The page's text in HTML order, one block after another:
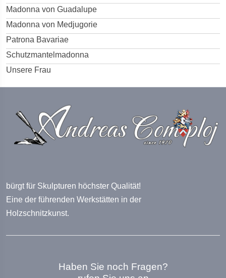
Madonna von Guadalupe
Madonna von Medjugorie
Patrona Bavariae
Schutzmantelmadonna
Unsere Frau
bürgt für Skulpturen höchster Qualität!
Eine der führenden Werkstätten in der
Holzschnitzkunst.
Haben Sie noch Fragen?